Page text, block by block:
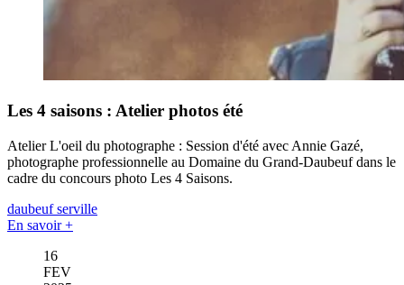
Les 4 saisons : Atelier photos été
Atelier L'oeil du photographe : Session d'été avec Annie Gazé,
photographe professionnelle au Domaine du Grand-Daubeuf dans le
cadre du concours photo Les 4 Saisons.
daubeuf serville
En savoir +
16
FEV